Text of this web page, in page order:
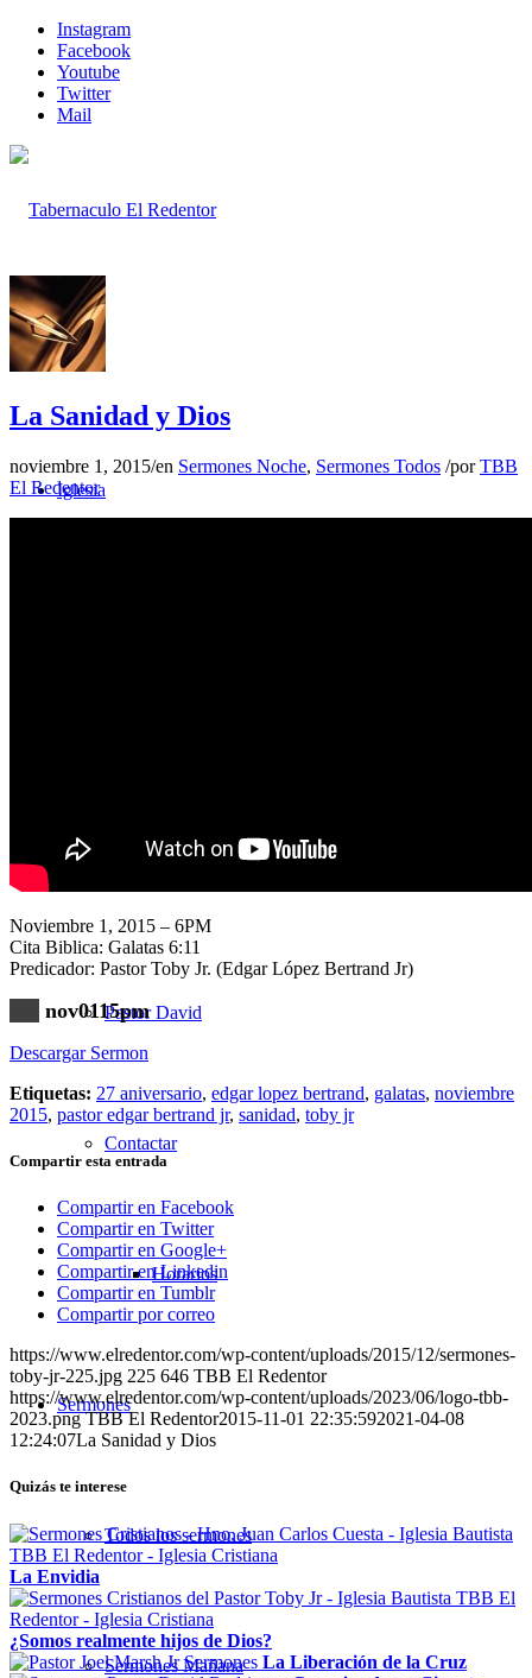
Instagram
Facebook
Youtube
Twitter
Mail
Inicio
Iglesia
Pastor David
Contactar
Horarios
Sermones
Todos los sermones
Sermones Mañana
La Sanidad y Dios
noviembre 1, 2015/en Sermones Noche, Sermones Todos /porTBB
El Redentor
Noviembre 1, 2015 – 6PM
Cita Biblica: Galatas 6:11
Predicador: Pastor Toby Jr. (Edgar López Bertrand Jr)
nov0115pm
Descargar Sermon
Etiquetas: 27 aniversario, edgar lopez bertrand, galatas, noviembre
2015, pastor edgar bertrand jr, sanidad, toby jr
Compartir esta entrada
Compartir en Facebook
Compartir en Twitter
Compartir en Google+
Compartir en Linkedin
Compartir en Tumblr
Compartir por correo
https://www.elredentor.com/wp-content/uploads/2015/12/sermones-
toby-jr-225.jpg 225 646 TBB El Redentor
https://www.elredentor.com/wp-content/uploads/2023/06/logo-tbb-
2023.png TBB El Redentor2015-11-01 22:35:592021-04-08
12:24:07La Sanidad y Dios
Quizás te interese
La Envidia
¿Somos realmente hijos de Dios?
La Liberación de la Cruz